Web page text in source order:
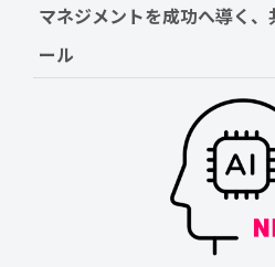
マネジメントを成功へ導く
ール